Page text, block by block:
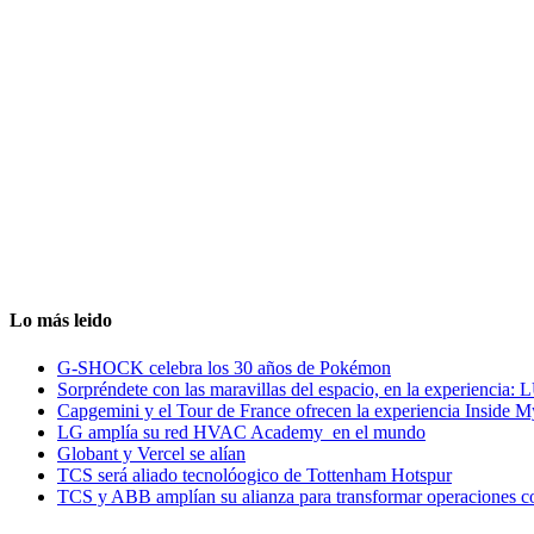
Lo más leido
G-SHOCK celebra los 30 años de Pokémon
Sorpréndete con las maravillas del espacio, en la experiencia:
Capgemini y el Tour de France ofrecen la experiencia Inside
LG amplía su red HVAC Academy en el mundo
Globant y Vercel se alían
TCS será aliado tecnolóogico de Tottenham Hotspur
TCS y ABB amplían su alianza para transformar operaciones